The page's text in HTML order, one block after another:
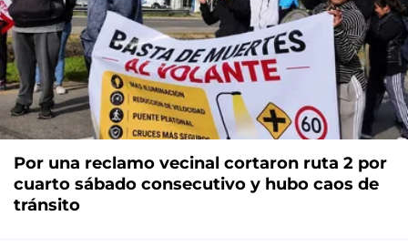
Por una reclamo vecinal cortaron ruta 2 por
cuarto sábado consecutivo y hubo caos de
tránsito